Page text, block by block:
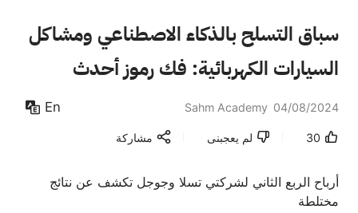
سباق التسلح بالذكاء الاصطناعي ومشاكل
السيارات الكهربائية: فك رموز أحدث
البيانات المالية لتسلا وجوجل
Sahm Academy 04/08/2024
En
30 لم يعجبنى مشاركة
أرباح الربع الثاني لشركتي تسلا وجوجل تكشف عن نتائج
مختلطة